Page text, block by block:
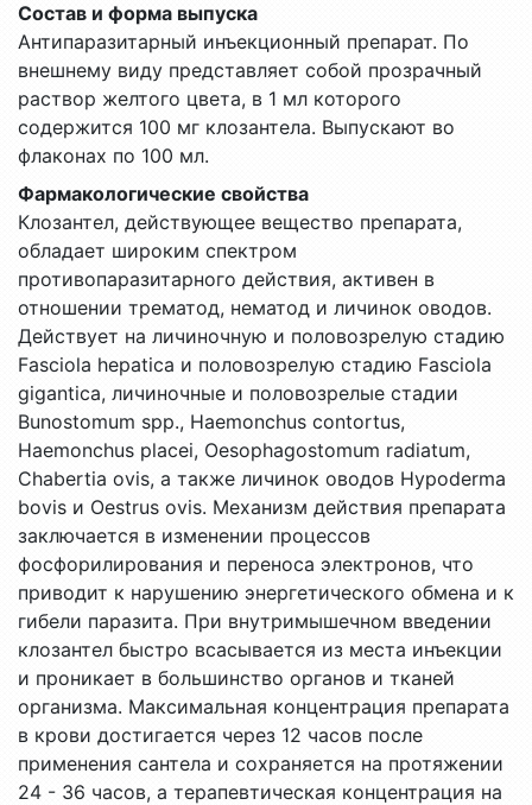
Состав и форма выпуска
Антипаразитарный инъекционный препарат. По
внешнему виду представляет собой прозрачный
раствор желтого цвета, в 1 мл которого
содержится 100 мг клозантела. Выпускают во
флаконах по 100 мл.
Фармакологические свойства
Клозантел, действующее вещество препарата,
обладает широким спектром
противопаразитарного действия, активен в
отношении трематод, нематод и личинок оводов.
Действует на личиночную и половозрелую стадию
Fasciola hepatica и половозрелую стадию Fasciola
gigantica, личиночные и половозрелые стадии
Bunostomum spp., Haemonchus contortus,
Haemonchus placei, Oesophagostomum radiatum,
Сhabertia ovis, а также личинок оводов Hypoderma
bovis и Oestrus ovis. Механизм действия препарата
заключается в изменении процессов
фосфорилирования и переноса электронов, что
приводит к нарушению энергетического обмена и к
гибели паразита. При внутримышечном введении
клозантел быстро всасывается из места инъекции
и проникает в большинство органов и тканей
организма. Максимальная концентрация препарата
в крови достигается через 12 часов после
применения сантела и сохраняется на протяжении
24 - 36 часов, а терапевтическая концентрация на